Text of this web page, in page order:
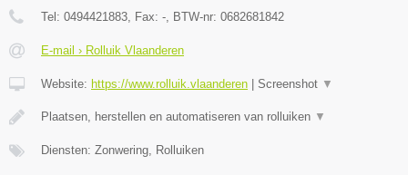
Tel: 0494421883, Fax: -, BTW-nr: 0682681842
E-mail › Rolluik Vlaanderen
Website: https://www.rolluik.vlaanderen Screenshot ▼
Plaatsen, herstellen en automatiseren van rolluiken ▼
Diensten: Zonwering, Rolluiken